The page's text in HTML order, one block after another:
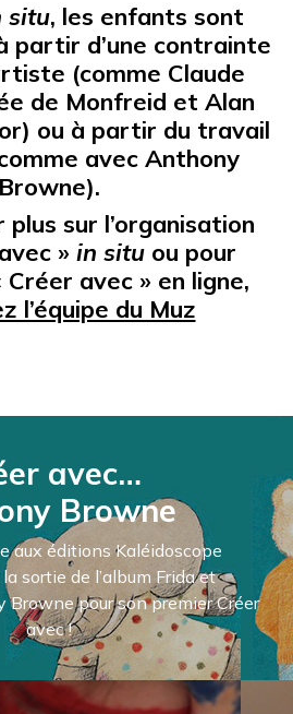
situ, les enfants sont
partir d’une contrainte
(comme Claude
de Monfreid et Alan
ou à partir du travail
avec Anthony
Browne).
plus sur l’organisation
» in situ ou pour
avec » en ligne,
l’équipe du Muz
avec…
Browne
aux éditions Kaléidoscope
sortie de l’album Frida et
Browne pour son premier Créer
avec !